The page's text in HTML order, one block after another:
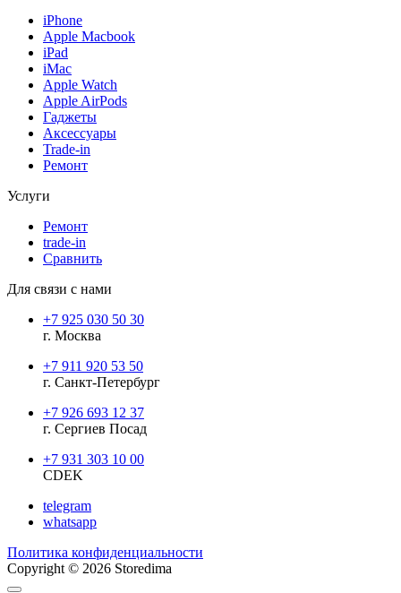
iPhone
Apple Macbook
iPad
iMac
Apple Watch
Apple AirPods
Гаджеты
Аксессуары
Trade-in
Ремонт
Услуги
Ремонт
trade-in
Сравнить
Для связи с нами
+7 925 030 50 30
г. Москва
+7 911 920 53 50
г. Санкт-Петербург
+7 926 693 12 37
г. Сергиев Посад
+7 931 303 10 00
CDEK
telegram
whatsapp
Политика конфиденциальности
Copyright © 2026 Storedima